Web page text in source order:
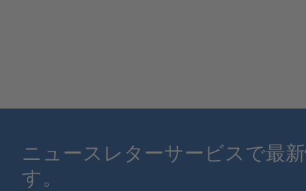
ニュースレターサービスで最
す。